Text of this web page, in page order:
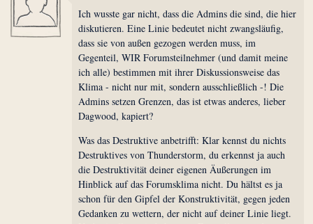
Ich wusste gar nicht, dass die Admins die sind, die hier
diskutieren. Eine Linie bedeutet nicht zwangsläufig,
dass sie von außen gezogen werden muss, im
Gegenteil, WIR Forumsteilnehmer (und damit meine
ich alle) bestimmen mit ihrer Diskussionsweise das
Klima - nicht nur mit, sondern ausschließlich -! Die
Admins setzen Grenzen, das ist etwas anderes, lieber
Dagwood, kapiert?
Was das Destruktive anbetrifft: Klar kennst du nichts
Destruktives von Thunderstorm, du erkennst ja auch
die Destruktivität deiner eigenen Äußerungen im
Hinblick auf das Forumsklima nicht. Du hältst es ja
schon für den Gipfel der Konstruktivität, gegen jeden
Gedanken zu wettern, der nicht auf deiner Linie liegt.